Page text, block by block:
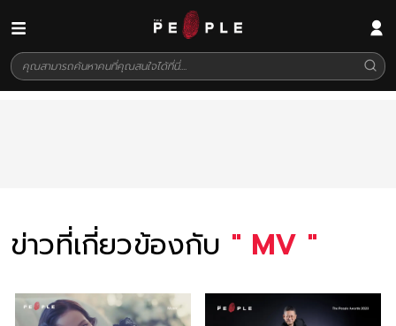
ข่าวที่เกี่ยวข้องกับ " MV "